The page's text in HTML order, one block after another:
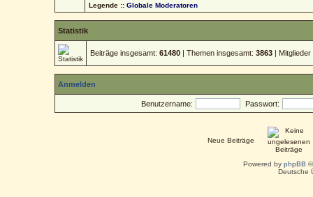
Legende ::Globale Moderatoren
Statistik
Beiträge insgesamt:61480 | Themen insgesamt:3863 |
Anmelden
Benutzername: Passwort:
Neue Beiträge
Powered by phpBB
Deutsche